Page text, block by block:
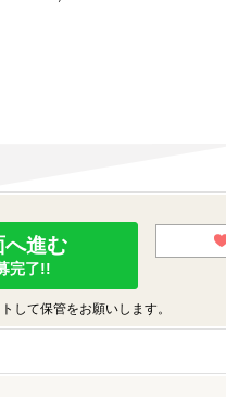
へ進む
完了!!
して保管をお願いします。